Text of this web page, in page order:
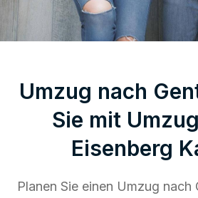
Umzug nach
Sie mit
Eisenberg
Planen Sie einen Umzug nach